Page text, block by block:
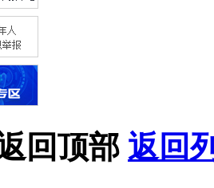
回顶部 返回